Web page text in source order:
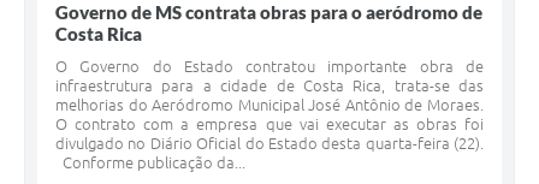
Governo de MS contrata obras para o aeródromo de
Costa Rica
O Governo do Estado contratou importante obra de
infraestrutura para a cidade de Costa Rica, trata-se das
melhorias do Aeródromo Municipal José Antônio de Moraes.
O contrato com a empresa que vai executar as obras foi
divulgado no Diário Oficial do Estado desta quarta-feira (22).
Conforme publicação da...